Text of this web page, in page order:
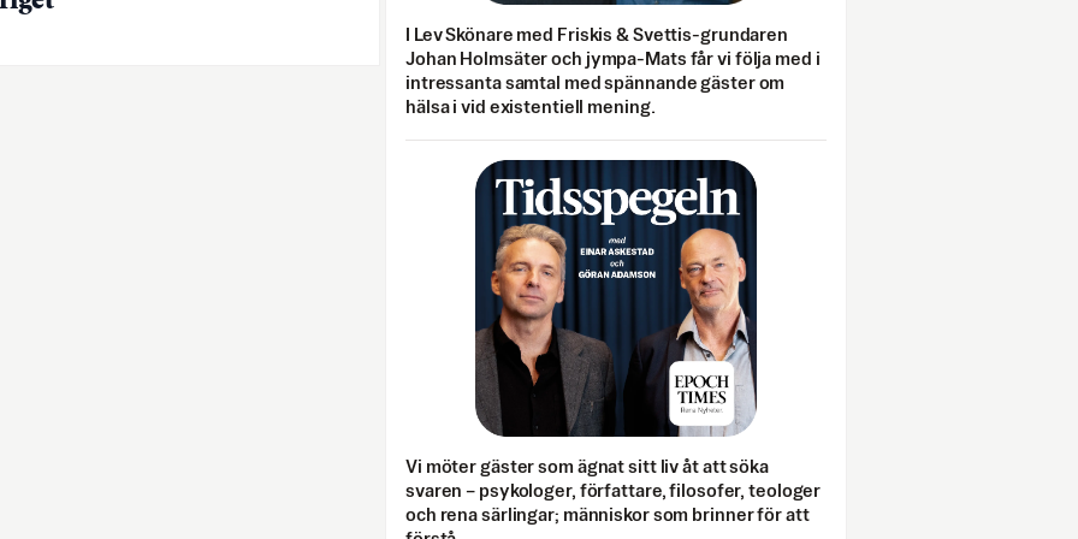
I Lev Skönare med Friskis & Svettis-grundaren
Johan Holmsäter och jympa-Mats får vi följa med i
intressanta samtal med spännande gäster om
hälsa i vid existentiell mening.
Vi möter gäster som ägnat sitt liv åt att söka
svaren – psykologer, författare, filosofer, teologer
och rena särlingar; människor som brinner för att